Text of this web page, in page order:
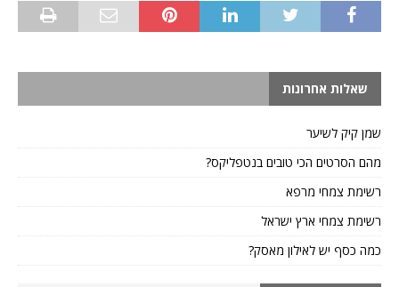
שאלות אחרונות
שמן קיק לשיער
מהם הסרטים הכי טובים בנטפליקס?
רשימת צמחי מרפא
רשימת צמחי ארץ ישראל
כמה כסף יש לאילון מאסק?